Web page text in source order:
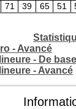
71 39 65 51
- Avancé
- De base
- Avancé